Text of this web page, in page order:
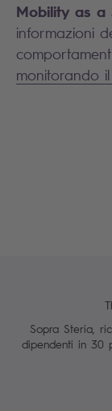
Mobility as a
informazioni
monitorando
Sopra Steria,
dipendenti in 30